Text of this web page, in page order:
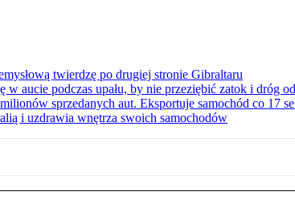
twierdzę po drugiej stronie Gibraltaru
w aucie podczas upału, by nie przeziębić zatok i dróg
sprzedanych aut. Eksportuje samochód co 17
i uzdrawia wnętrza swoich samochodów